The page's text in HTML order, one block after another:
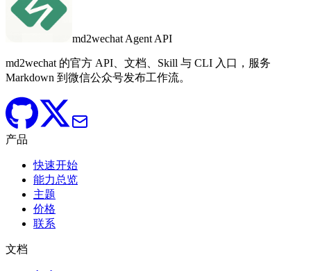
md2wechat Agent API
md2wechat 的官方 API、文档、Skill 与 CLI 入口，服务
Markdown 到微信公众号发布工作流。
产品
快速开始
能力总览
主题
价格
联系
文档